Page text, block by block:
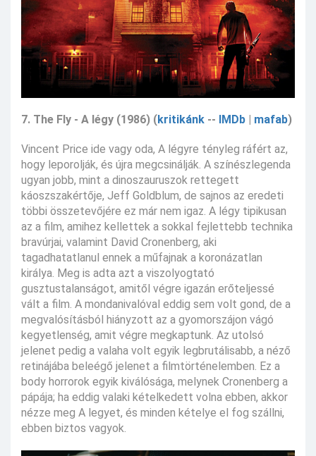
7. The Fly - A légy (1986) (kritikánk -- IMDb | mafab)
Vincent Price ide vagy oda, A légyre tényleg ráfért az,
hogy leporolják, és újra megcsinálják. A színészlegenda
ugyan jobb, mint a dinoszauruszok rettegett
káoszszakértője, Jeff Goldblum, de sajnos az eredeti
többi összetevőjére ez már nem igaz. A légy tipikusan
az a film, amihez kellettek a sokkal fejlettebb technika
bravúrjai, valamint David Cronenberg, aki
tagadhatatlanul ennek a műfajnak a koronázatlan
királya. Meg is adta azt a viszolyogtató
gusztustalanságot, amitől végre igazán erőteljessé
vált a film. A mondanivalóval eddig sem volt gond, de a
megvalósításból hiányzott az a gyomorszájon vágó
kegyetlenség, amit végre megkaptunk. Az utolsó
jelenet pedig a valaha volt egyik legbrutálisabb, a néző
retinájába beleégő jelenet a filmtörténelemben. Ez a
body horrorok egyik kiválósága, melynek Cronenberg a
pápája; ha eddig valaki kételkedett volna ebben, akkor
nézze meg A legyet, és minden kételye el fog szállni,
ebben biztos vagyok.